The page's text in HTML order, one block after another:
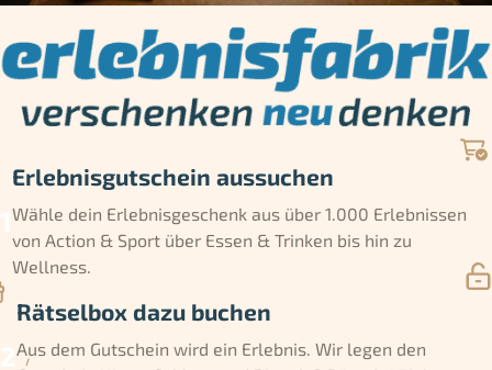
Erlebnisgutschein aussuchen
Wähle dein Erlebnisgeschenk aus über 1.000 Erlebnissen
von Action & Sport über Essen & Trinken bis hin zu
Wellness.
Rätselbox dazu buchen
Aus dem Gutschein wird ein Erlebnis. Wir legen den